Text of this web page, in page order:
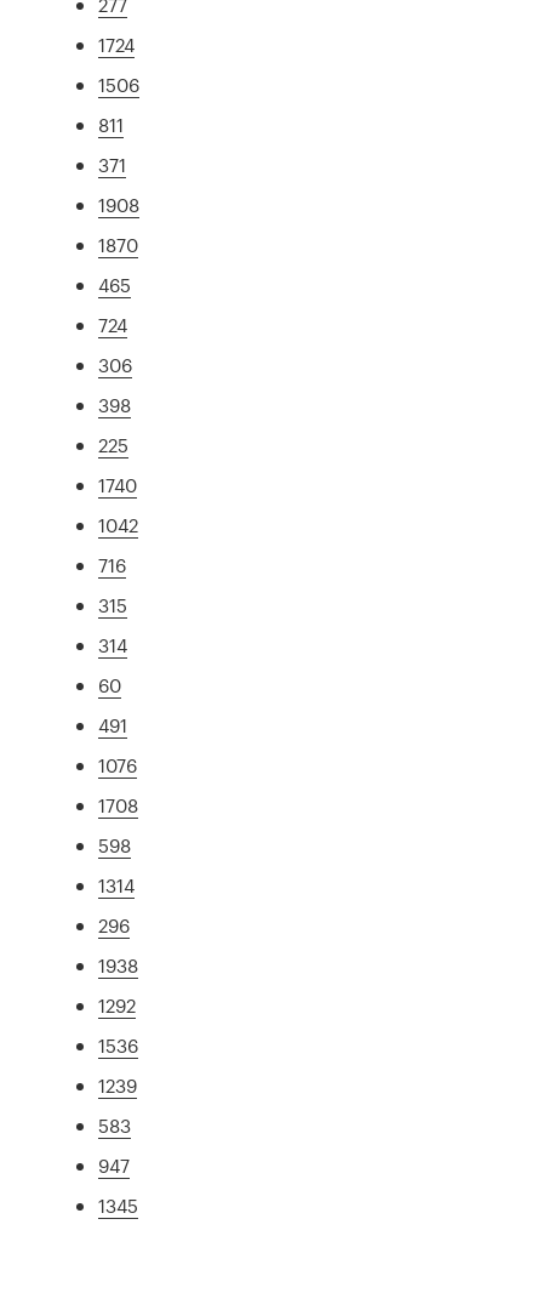
1724
1506
811
371
1908
1870
465
724
306
398
225
1740
1042
716
315
314
60
491
1076
1708
598
1314
296
1938
1292
1536
1239
583
947
1345